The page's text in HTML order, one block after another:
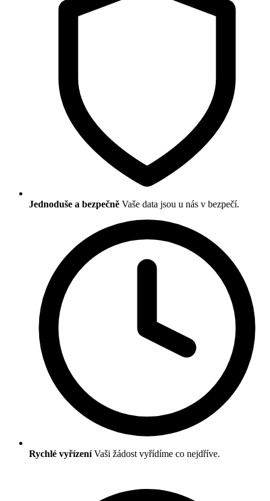
Jednoduše a bezpečně Vaše data jsou u nás v bezpečí.
Rychlé vyřízení Vaši žádost vyřídíme co nejdříve.